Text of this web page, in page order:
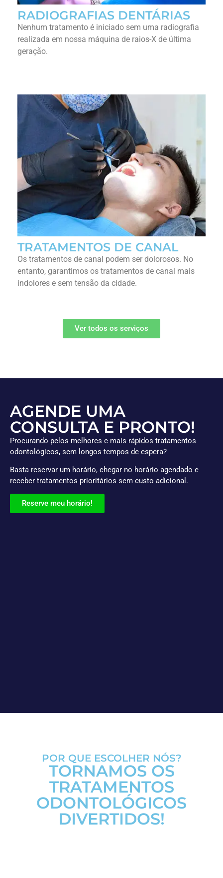
RADIOGRAFIAS DENTÁRIAS
Nenhum tratamento é iniciado sem uma radiografia
realizada em nossa máquina de raios-X de última
geração.
TRATAMENTOS DE CANAL
Os tratamentos de canal podem ser dolorosos. No
entanto, garantimos os tratamentos de canal mais
indolores e sem tensão da cidade.
Ver todos os serviços
AGENDE UMA
CONSULTA E PRONTO!
Procurando pelos melhores e mais rápidos tratamentos
odontológicos, sem longos tempos de espera?
Basta reservar um horário, chegar no horário agendado e
receber tratamentos prioritários sem custo adicional.
Reserve meu horário!
POR QUE ESCOLHER NÓS?
TORNAMOS OS
TRATAMENTOS
ODONTOLÓGICOS
DIVERTIDOS!